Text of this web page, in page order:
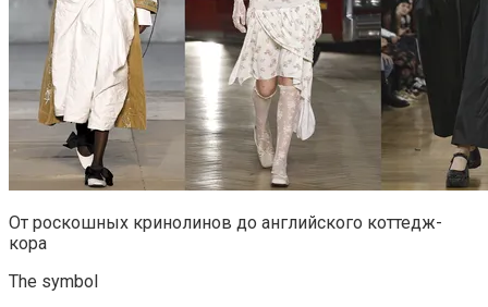
От роскошных кринолинов до английского коттедж-
кора
The symbol